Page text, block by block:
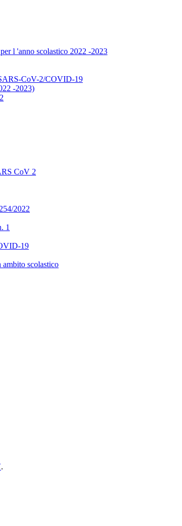
l 'anno scolastico 2022 -2023
SARS-CoV-2/COVID-19
-2023)
CoV 2
2022
1
19
scolastico
.